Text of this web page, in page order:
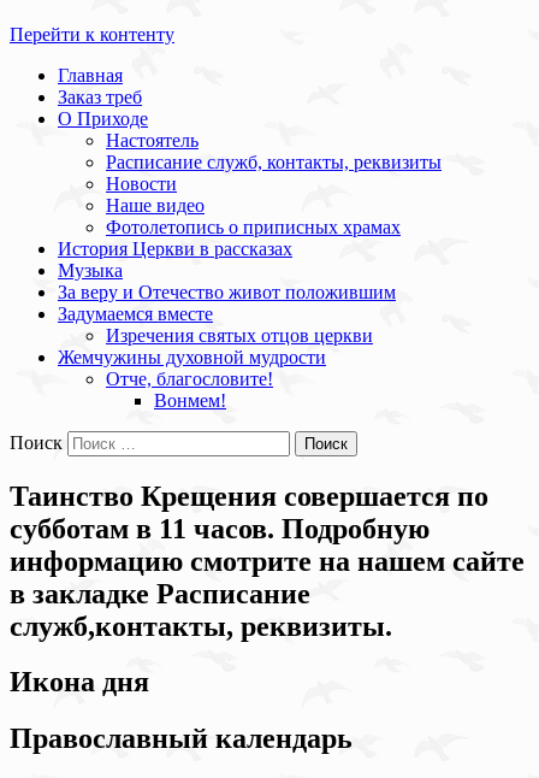
Перейти к контенту
Главная
Заказ треб
О Приходе
Настоятель
Расписание служб, контакты, реквизиты
Новости
Наше видео
Фотолетопись о приписных храмах
История Церкви в рассказах
Музыка
За веру и Отечество живот положившим
Задумаемся вместе
Изречения святых отцов церкви
Жемчужины духовной мудрости
Отче, благословите!
Вонмем!
Поиск
Таинство Крещения совершается по
субботам в 11 часов. Подробную
информацию смотрите на нашем сайте
в закладке Расписание
служб,контакты, реквизиты.
Икона дня
Православный календарь